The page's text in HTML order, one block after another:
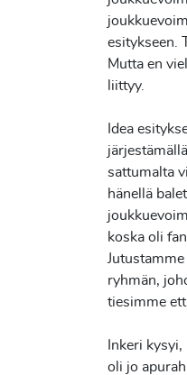
esitykseen.
Mutta en
liittyy.
Idea
sattumalta
hänellä
koska oli
ryhmän,
tiesimme
Inkeri
oli jo